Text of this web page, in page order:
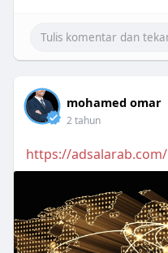
mohamed omar
2 tahun
https://adsalarab.com/